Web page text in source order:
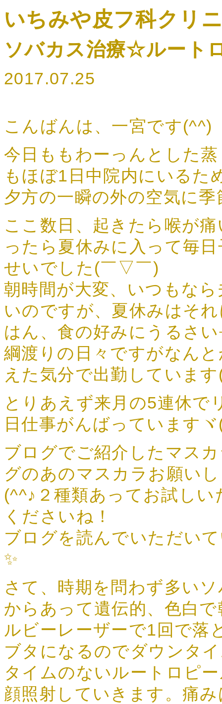
いちみや皮フ科クリ
ソバカス治療☆ルート
2017.07.25
こんばんは、一宮です(^^)
今日ももわーっんとした
もほぼ1日中院内にいるた
夕方の一瞬の外の空気に
ここ数日、起きたら喉が
ったら夏休みに入って毎
せいでした(￣▽￣)
朝時間が大変、いつもな
いのですが、夏休みはそ
はん、食の好みにうるさ
綱渡りの日々ですがなん
えた気分で出勤していま
とりあえず来月の5連休で
日仕事がんばっています
ブログでご紹介したマス
グのあのマスカラお願い
(^^♪２種類あってお試し
くださいね！
ブログを読んでいただい
✨
さて、時期を問わず多い
からあって遺伝的、色白
ルビーレーザーで1回で落
ブタになるのでダウンタ
タイムのないルートロピ
顔照射していきます。痛